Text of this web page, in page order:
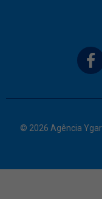
© 2026 Agência